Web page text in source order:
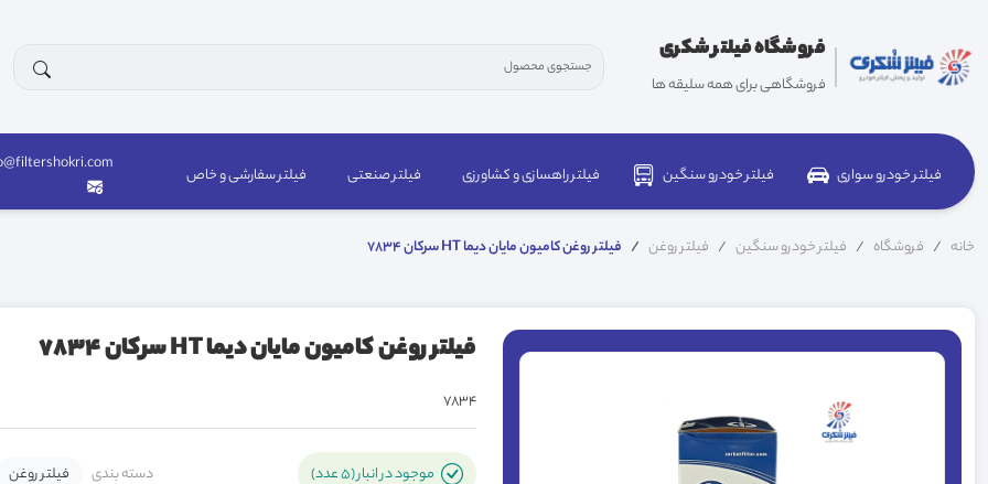
فروشگاه فیلتر شکری
فروشگاهی برای همه سلیقه ها
فیلتر خودرو سواری فیلتر خودرو سنگین فیلتر راهسازی و کشاورزی فیلتر صنعتی فیلتر سفارشی و خاص
خانه فروشگاه فیلتر خودرو سنگین فیلتر روغن فیلتر روغن کامیون مایان دیما HT سرکان 7834
فیلتر روغن کامیون مایان دیما HT سرکان 7834
7834
موجود در انبار (5 عدد) دسته بندی فیلتر روغن